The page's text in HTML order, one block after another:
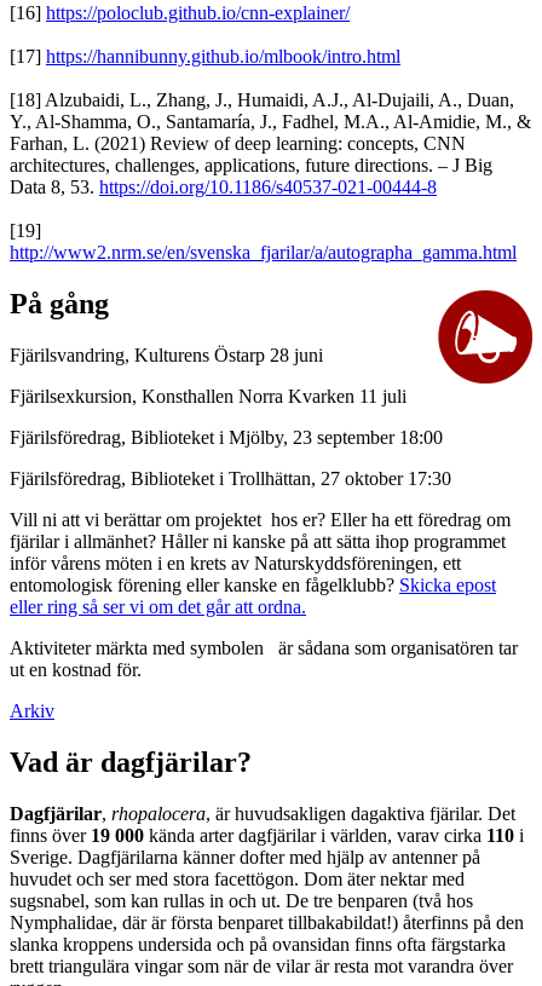
[16] https://poloclub.github.io/cnn-explainer/
[17] https://hannibunny.github.io/mlbook/intro.html
[18] Alzubaidi, L., Zhang, J., Humaidi, A.J., Al-Dujaili, A., Duan,
Y., Al-Shamma, O., Santamaría, J., Fadhel, M.A., Al-Amidie, M., &
Farhan, L. (2021) Review of deep learning: concepts, CNN
architectures, challenges, applications, future directions. – J Big
Data 8, 53. https://doi.org/10.1186/s40537-021-00444-8
[19]
http://www2.nrm.se/en/svenska_fjarilar/a/autographa_gamma.html
På gång
Fjärilsvandring, Kulturens Östarp 28 juni
Fjärilsexkursion, Konsthallen Norra Kvarken 11 juli
Fjärilsföredrag, Biblioteket i Mjölby, 23 september 18:00
Fjärilsföredrag, Biblioteket i Trollhättan, 27 oktober 17:30
Vill ni att vi berättar om projektet hos er? Eller ha ett föredrag om
fjärilar i allmänhet? Håller ni kanske på att sätta ihop programmet
inför vårens möten i en krets av Naturskyddsföreningen, ett
entomologisk förening eller kanske en fågelklubb? Skicka epost
eller ring så ser vi om det går att ordna.
Aktiviteter märkta med symbolen
är sådana som organisatören tar
ut en kostnad för.
Arkiv
Vad är dagfjärilar?
Dagfjärilar, rhopalocera, är huvudsakligen dagaktiva fjärilar. Det
finns över 19 000 kända arter dagfjärilar i världen, varav cirka 110 i
Sverige. Dagfjärilarna känner dofter med hjälp av antenner på
huvudet och ser med stora facettögon. Dom äter nektar med
sugsnabel, som kan rullas in och ut. De tre benparen (två hos
Nymphalidae, där är första benparet tillbakabildat!) återfinns på den
slanka kroppens undersida och på ovansidan finns ofta färgstarka
brett triangulära vingar som när de vilar är resta mot varandra över